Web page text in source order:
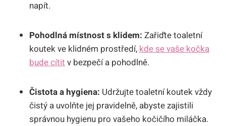
napít.
Pohodlná místnost s klidem: Zařiďte toaletní
koutek ve klidném prostředí, kde se vaše kočka
bude cítit v bezpečí a pohodlně.
Čistota a hygiena: Udržujte toaletní koutek vždy
čistý a uvolňte jej pravidelně, abyste zajistili
správnou hygienu pro vašeho kočičího miláčka.